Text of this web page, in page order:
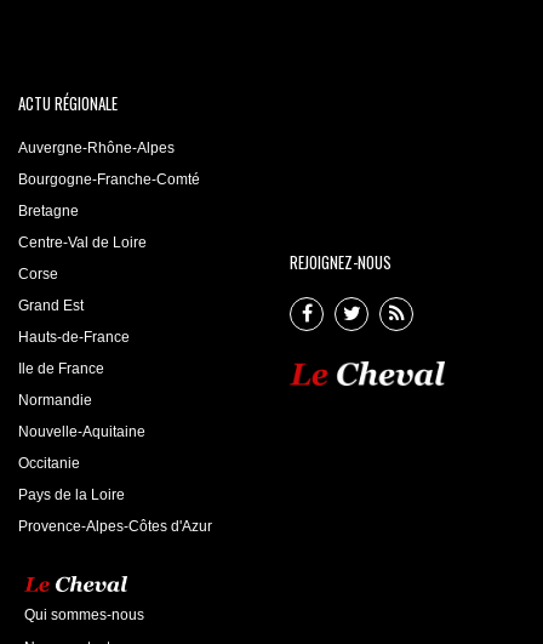
ACTU RÉGIONALE
Auvergne-Rhône-Alpes
Bourgogne-Franche-Comté
Bretagne
Centre-Val de Loire
Corse
Grand Est
Hauts-de-France
Ile de France
Normandie
Nouvelle-Aquitaine
Occitanie
Pays de la Loire
Provence-Alpes-Côtes d'Azur
REJOIGNEZ-NOUS
Qui sommes-nous